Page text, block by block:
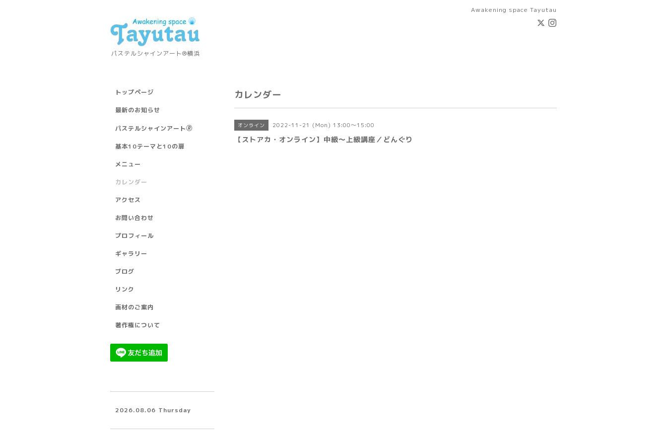
Awakening space Tayutau
パステルシャインアート®横浜
カレンダー
オンライン 2022-11-21 (Mon) 13:00～15:00
【ストアカ・オンライン】中級～上級講座／どんぐり
トップページ
最新のお知らせ
パステルシャインアート🄬
基本10テーマと10の扉
メニュー
カレンダー
アクセス
お問い合わせ
プロフィール
ギャラリー
ブログ
リンク
画材のご案内
著作権について
2026.08.06 Thursday